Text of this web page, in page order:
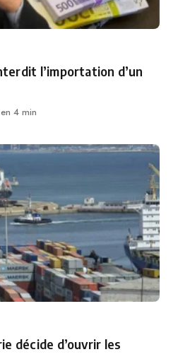
l’importation d’un
4 min
décide d’ouvrir les